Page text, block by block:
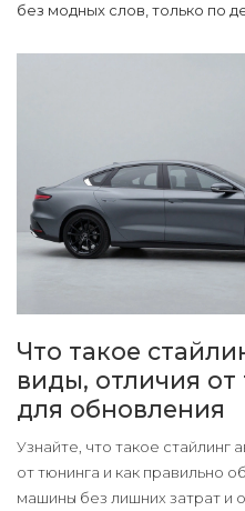
без модных слов, только по
Что такое
виды, отличия
для обновления
Узнайте, что такое стайлинг
от тюнинга и как правильно
машины без лишних затрат и